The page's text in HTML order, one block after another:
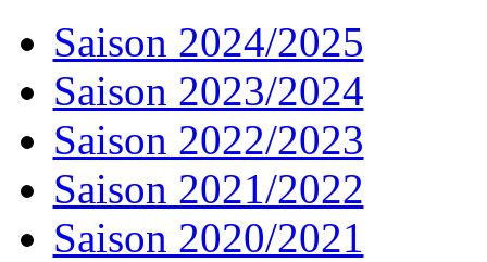
Saison 2024/2025
Saison 2023/2024
Saison 2022/2023
Saison 2021/2022
Saison 2020/2021